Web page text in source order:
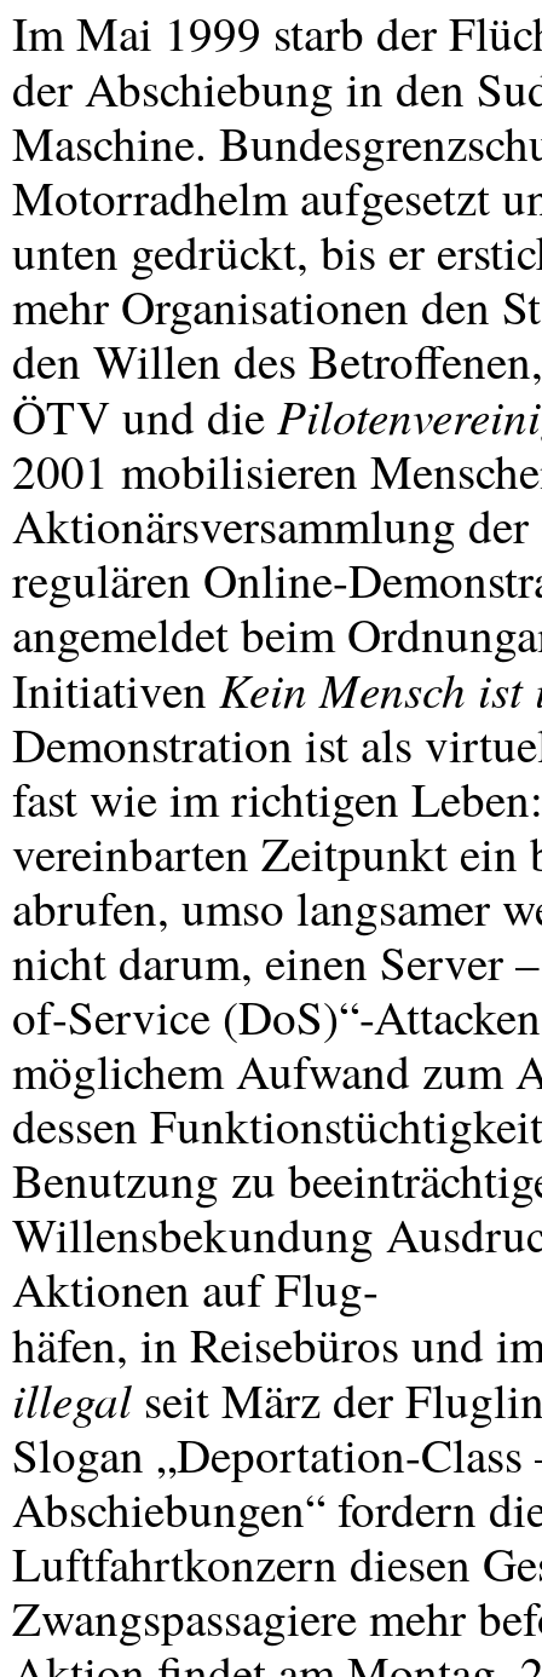
Im Mai 1999 starb der
der Abschiebung in den
Maschine.
Motorradhelm aufgesetzt
unten gedrückt, bis er
mehr Organisationen den
den Willen des
ÖTV und die
2001 mobilisieren
Aktionärsversammlung
regulären Online-
angemeldet beim
Initiativen Kein Mensch
Demonstration ist als
fast wie im richtigen
vereinbarten Zeitpunkt ein
abrufen, umso langsamer
nicht darum, einen Server
of-Service (DoS)“-
möglichem Aufwand zum
dessen
Benutzung zu
Willensbekundung
Aktionen auf Flug-
häfen, in Reisebüros und
illegal seit März der
Slogan „Deportation-
Abschiebungen“ fordern
Luftfahrtkonzern diesen
Zwangspassagiere mehr